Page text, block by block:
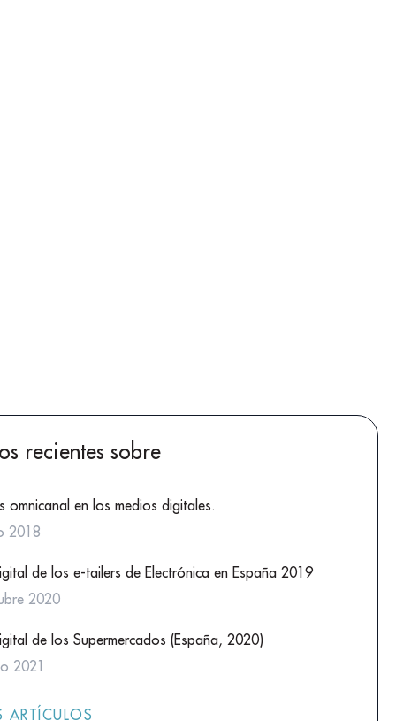
recientes sobre
omnicanal en los medios digitales.
2018
de los e-tailers de Electrónica en España 2019
2020
de los Supermercados (España, 2020)
2021
ARTÍCULOS